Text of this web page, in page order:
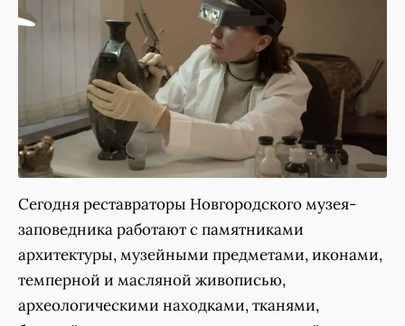
Сегодня реставраторы Новгородского музея-
заповедника работают с памятниками
архитектуры, музейными предметами, иконами,
темперной и масляной живописью,
археологическими находками, тканями,